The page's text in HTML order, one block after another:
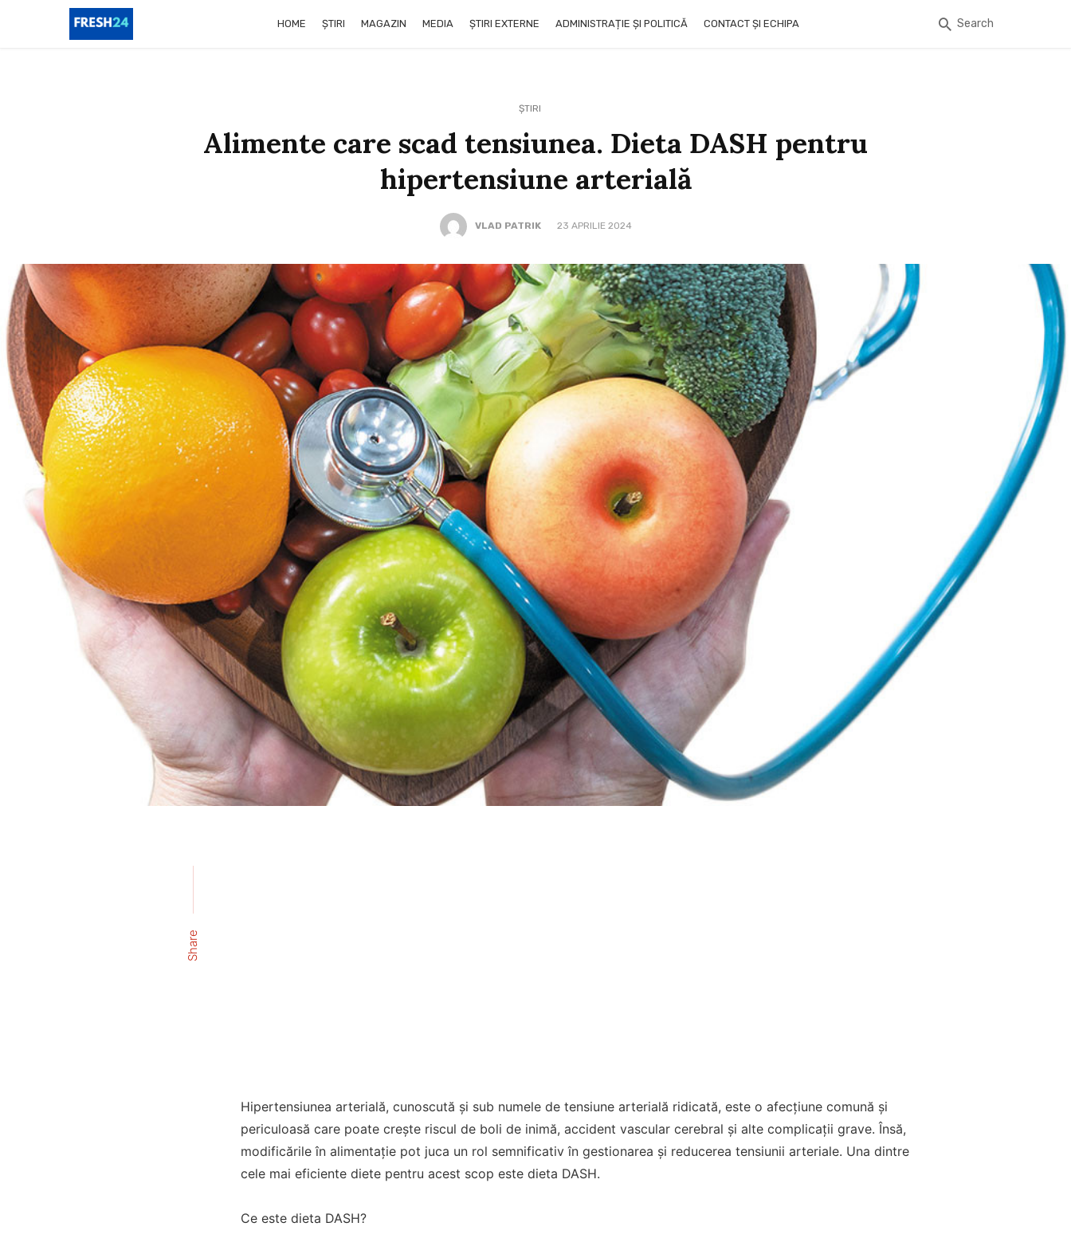
HOME ȘTIRI MAGAZIN MEDIA ȘTIRI EXTERNE ADMINISTRAȚIE ȘI POLITICĂ CONTACT ȘI ECHIPA Search
ȘTIRI
Alimente care scad tensiunea. Dieta DASH pentru
hipertensiune arterială
VLAD PATRIK 23 APRILIE 2024
Share
Hipertensiunea arterială, cunoscută și sub numele de tensiune arterială ridicată, este o afecțiune comună și
periculoasă care poate crește riscul de boli de inimă, accident vascular cerebral și alte complicații grave. Însă,
modificările în alimentație pot juca un rol semnificativ în gestionarea și reducerea tensiunii arteriale. Una dintre
cele mai eficiente diete pentru acest scop este dieta DASH.
Ce este dieta DASH?